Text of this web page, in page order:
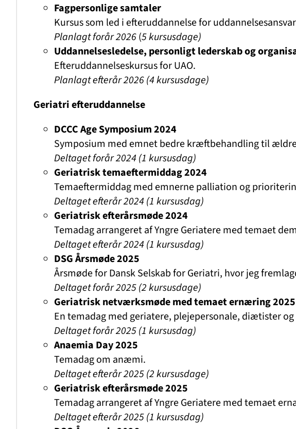
Fagpersonlige samtaler
Kursus som led i efteruddannelse for
Planlagt forår 2026(5 kursusdage)
Uddannelsesledelse, personligt lederskab og
Efteruddannelseskursus for UAO.
Planlagt efterår 2026 (4 kursusdage)
Geriatri efteruddannelse
DCCC Age Symposium 2024
Symposium med emnet bedre kræftbehandling til
Deltaget forår 2024 (1 kursusdag)
Geriatrisk temaeftermiddag 2024
Temaeftermiddag med emnerne palliation og
Deltaget efterår 2024 (1 kursusdag)
Geriatrisk efterårsmøde 2024
Temadag arrangeret af Yngre Geriatere med temaet
Deltaget efterår 2024(1 kursusdag)
DSG Årsmøde 2025
Årsmøde for Dansk Selskab for Geriatri, hvor jeg
Deltaget forår 2025 (2 kursusdage)
Geriatrisk netværksmøde med temaet ernæring 2025
En temadag med geriatere, plejepersonale, diætister
Deltaget forår 2025(1 kursusdag)
Anaemia Day 2025
Temadag om anæmi.
Deltaget efterår 2025 (2 kursusdage)
Geriatrisk efterårsmøde 2025
Temadag arrangeret af Yngre Geriatere med temaet
Deltaget efterår 2025 (1 kursusdag)